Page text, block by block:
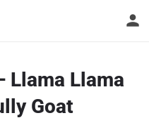
Llama Llama
Goat